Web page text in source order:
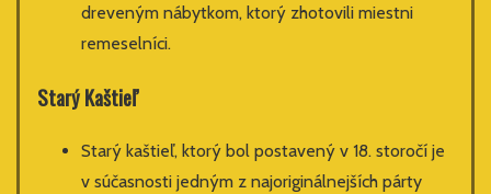
dreveným nábytkom, ktorý zhotovili miestni
remeselníci.
Starý Kaštieľ
Starý kaštieľ, ktorý bol postavený v 18. storočí je
v súčasnosti jedným z najoriginálnejších párty